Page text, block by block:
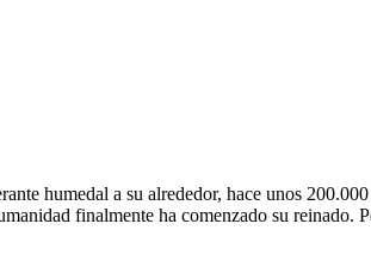
humedal a su alrededor, hace unos
finalmente ha comenzado su